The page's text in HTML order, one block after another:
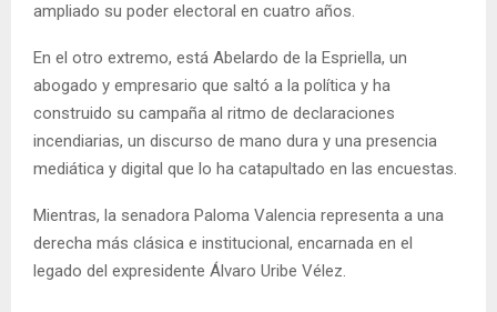
ampliado su poder electoral en cuatro años.
En el otro extremo, está Abelardo de la Espriella, un
abogado y empresario que saltó a la política y ha
construido su campaña al ritmo de declaraciones
incendiarias, un discurso de mano dura y una presencia
mediática y digital que lo ha catapultado en las encuestas.
Mientras, la senadora Paloma Valencia representa a una
derecha más clásica e institucional, encarnada en el
legado del expresidente Álvaro Uribe Vélez.